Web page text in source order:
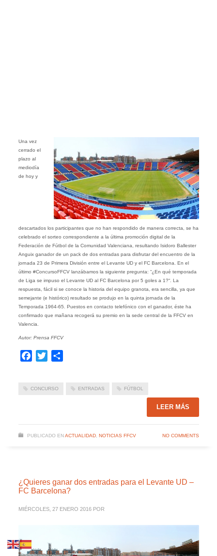
Una vez
cerrado el
plazo al
mediodía
de hoy y
descartados los participantes que no han respondido de manera correcta, se ha
celebrado el sorteo correspondiente a la última promoción digital de la
Federación de Fútbol de la Comunidad Valenciana, resultando Isidoro Ballester
Anguix ganador de un pack de dos entradas para disfrutar del encuentro de la
jornada 23 de Primera División entre el Levante UD y el FC Barcelona. En el
último #ConcursoFFCV lanzábamos la siguiente pregunta: “¿En qué temporada
de Liga se impuso el Levante UD al FC Barcelona por 5 goles a 1?“. La
respuesta, fácil si se conoce la historia del equipo granota, era sencilla, ya que
semejante (e histórico) resultado se produjo en la quinta jornada de la
Temporada 1964-65. Puestos en contacto telefónico con el ganador, éste ha
confirmado que mañana recogerá su premio en la sede central de la FFCV en
Valencia.
Autor: Prensa FFCV
Facebook
Twitter
CONCURSO ENTRADAS FÚTBOL
LEER MÁS
PUBLICADO EN ACTUALIDAD, NOTICIAS FFCV NO COMMENTS
¿Quieres ganar dos entradas para el Levante UD –
FC Barcelona?
MIÉRCOLES, 27 ENERO 2016 POR